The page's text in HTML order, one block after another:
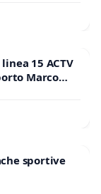
15 ACTV
Marco
sportive